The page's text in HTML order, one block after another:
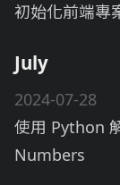
初始化前端專
July
2024-07-28
使用 Python
Numbers